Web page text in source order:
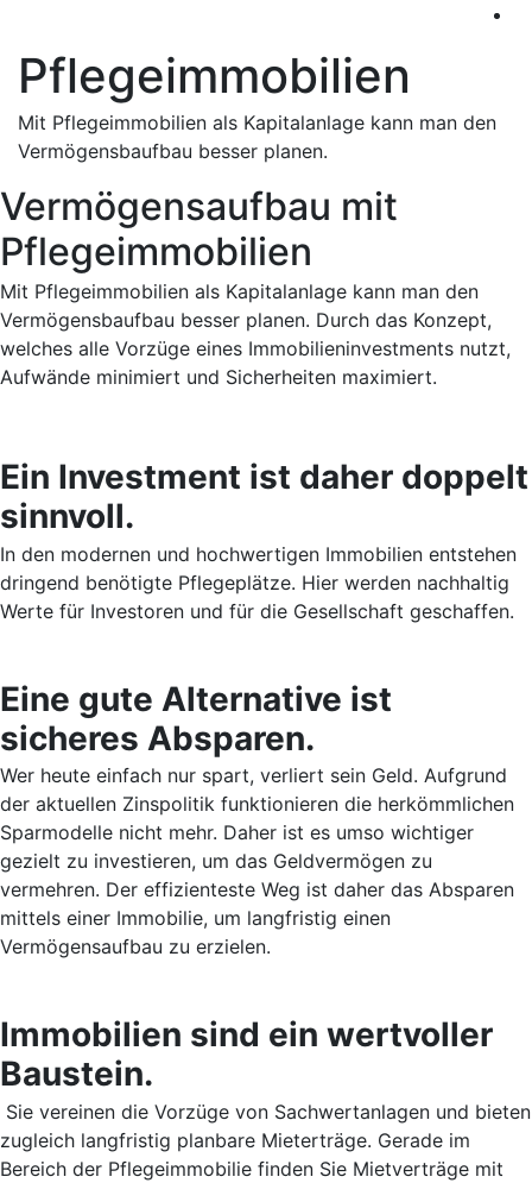
Pflege­immo­bilien
Mit Pflegeimmobilien als Kapitalanlage kann man den
Vermögensbaufbau besser planen.
Vermögensaufbau mit
Pflegeimmobilien
Mit Pflegeimmobilien als Kapitalanlage kann man den
Vermögensbaufbau besser planen. Durch das Konzept,
welches alle Vorzüge eines Immobilieninvestments nutzt,
Aufwände minimiert und Sicherheiten maximiert.
Ein Investment ist daher doppelt
sinnvoll.
In den modernen und hochwertigen Immobilien entstehen
dringend benötigte Pflegeplätze. Hier werden nachhaltig
Werte für Investoren und für die Gesellschaft geschaffen.
Eine gute Alternative ist
sicheres Absparen.
Wer heute einfach nur spart, verliert sein Geld. Aufgrund
der aktuellen Zinspolitik funktionieren die herkömmlichen
Sparmodelle nicht mehr. Daher ist es umso wichtiger
gezielt zu investieren, um das Geldvermögen zu
vermehren. Der effizienteste Weg ist daher das Absparen
mittels einer Immobilie, um langfristig einen
Vermögensaufbau zu erzielen.
Immobilien sind ein wertvoller
Baustein.
Sie vereinen die Vorzüge von Sachwertanlagen und bieten
zugleich langfristig planbare Mieterträge. Gerade im
Bereich der Pflegeimmobilie finden Sie Mietverträge mit